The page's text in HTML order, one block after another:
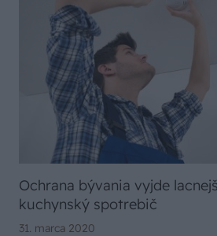
Ochrana bývania vyjde
kuchynský spotrebič
31. marca 2020